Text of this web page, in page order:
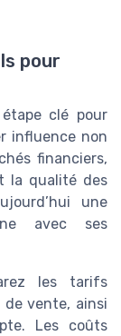
pour
clé pour
influence non
financiers,
la qualité des
une
avec ses
les tarifs
de vente, ainsi
Les coûts